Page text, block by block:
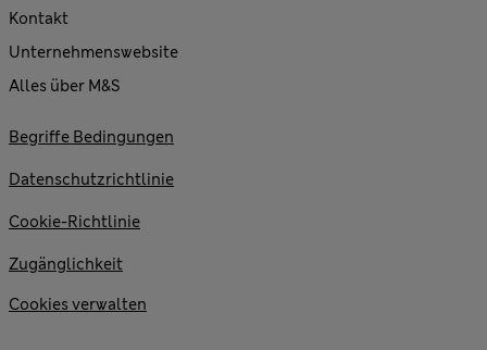
Kontakt
Unternehmenswebsite
Alles über M&S
Begriffe Bedingungen
Datenschutzrichtlinie
Cookie-Richtlinie
Zugänglichkeit
Cookies verwalten